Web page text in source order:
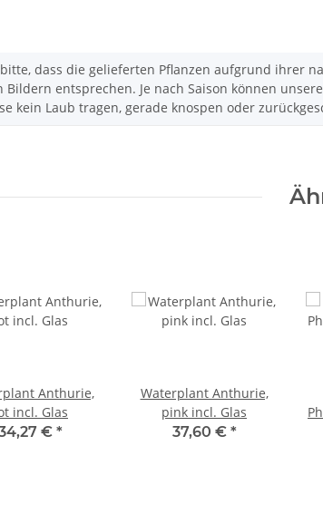
dass die gelieferten Pflanzen aufgrund ihrer
Bildern entsprechen. Je nach Saison können
kein Laub tragen, gerade knospen oder
Anthurie,
incl. Glas
€ *
Waterplant Anthurie,
pink incl. Glas
37,60 € *